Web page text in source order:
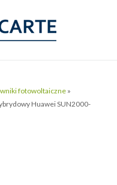
fotowoltaiczne »
Huawei SUN2000-